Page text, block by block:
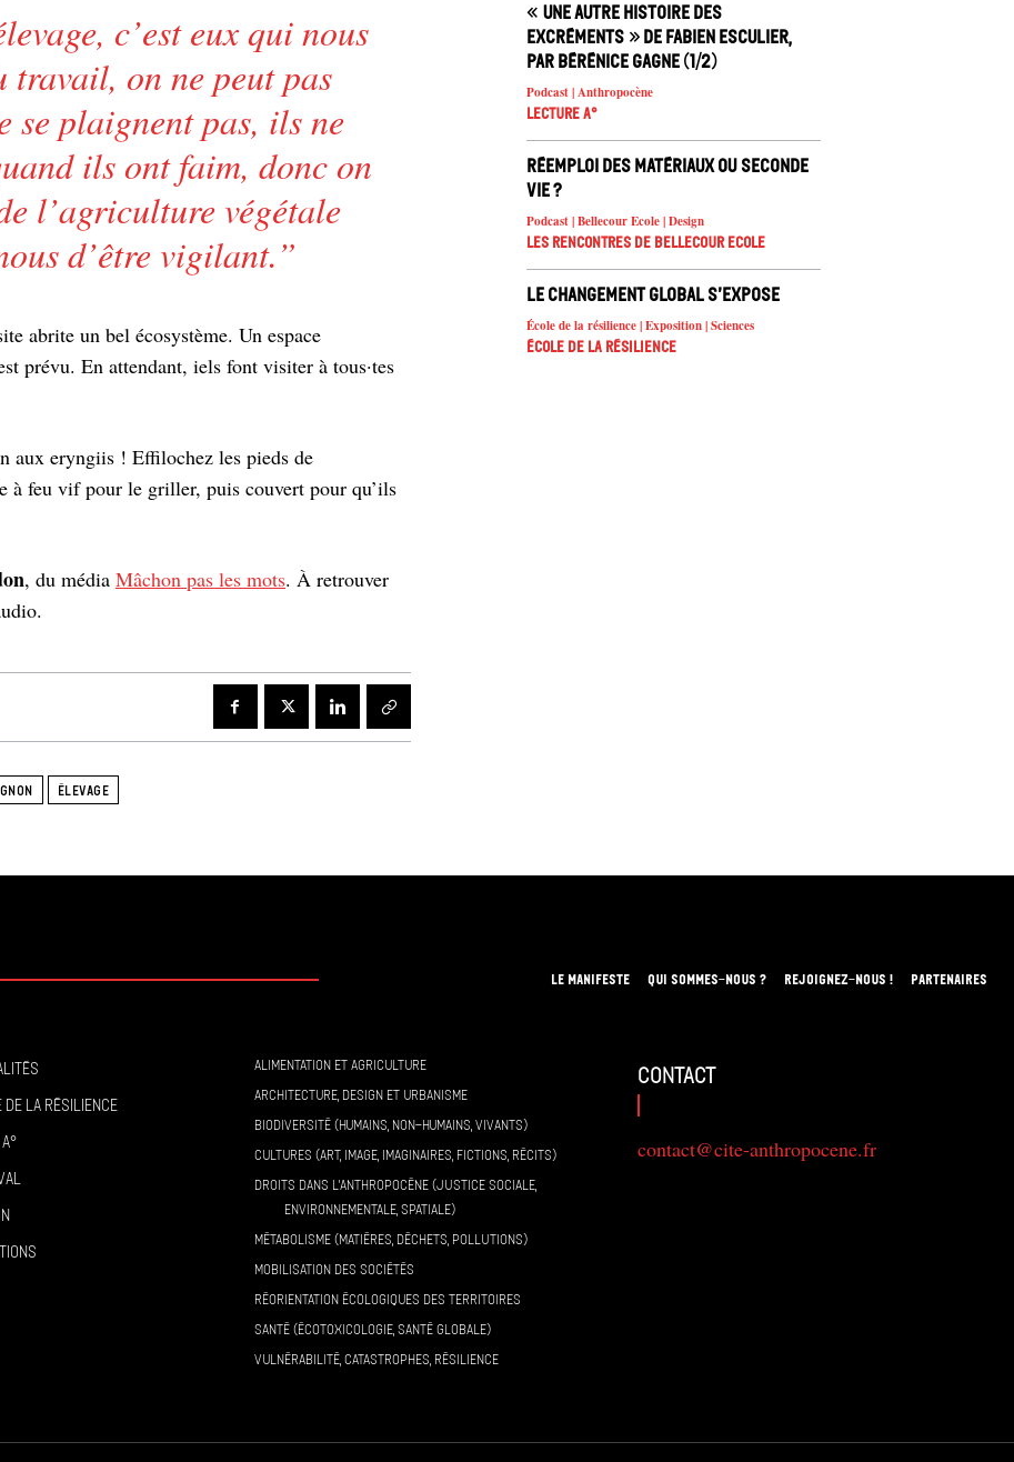
c’est eux qui nous
travail, on ne peut pas
se plaignent pas, ils ne
ils ont faim, donc on
l’agriculture végétale
d’être vigilant.”
abrite un bel écosystème. Un espace
prévu. En attendant, iels font visiter à tous·tes
aux eryngiis ! Effilochez les pieds de
à feu vif pour le griller, puis couvert pour qu’ils
, du média Mâchon pas les mots. À retrouver
ÉLEVAGE
« Une autre histoire des
excréments » de Fabien Esculier,
par Bérénice Gagne (1/2)
Podcast | Anthropocène
Lecture A°
Réemploi des matériaux ou seconde
vie ?
Podcast | Bellecour Ecole | Design
Les rencontres de Bellecour Ecole
Le changement global s’expose
École de la résilience | Exposition | Sciences
École de la résilience
LE MANIFESTE QUI SOMMES-NOUS ? REJOIGNEZ-NOUS ! PARTENAIRES
de la résilience
ALIMENTATION ET AGRICULTURE
ARCHITECTURE, DESIGN ET URBANISME
BIODIVERSITÉ (HUMAINS, NON-HUMAINS, VIVANTS)
CULTURES (ART, IMAGE, IMAGINAIRES, FICTIONS, RÉCITS)
DROITS DANS L’ANTHROPOCÈNE (JUSTICE SOCIALE,
ENVIRONNEMENTALE, SPATIALE)
MÉTABOLISME (MATIÈRES, DÉCHETS, POLLUTIONS)
MOBILISATION DES SOCIÉTÉS
RÉORIENTATION ÉCOLOGIQUES DES TERRITOIRES
SANTÉ (ÉCOTOXICOLOGIE, SANTÉ GLOBALE)
VULNÉRABILITÉ, CATASTROPHES, RÉSILIENCE
contact
contact@cite-anthropocene.fr